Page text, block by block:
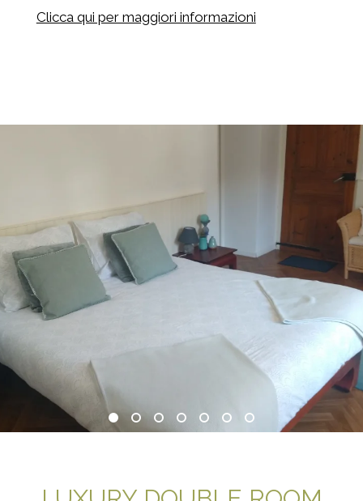
Clicca qui per maggiori informazioni